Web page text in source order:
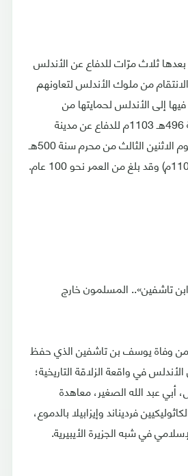
ثلاث مرّات للدفاع عن الأندلس
من ملوك الأندلس لتعاونهم
إلى الأندلس لحمايتها من
الحملات الصليبية سنة 496هـ 1103م للدفاع عن مدينة
بلنسية، إلى أن توفي يوم الاثنين الثالث من محرم سنة 500هـ
«ابن تاشفين».. المسلمون خارج
من وفاة يوسف بن تاشفين الذي حفظ
في واقعة الزلاقة التاريخية؛
أبي عبد الله الصغير، معاهدة
فرديناند وإيزابيلا بالدموع،
في شبه الجزيرة الأيبيرية.